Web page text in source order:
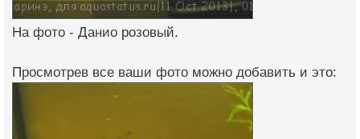
На фото - Данио розовый.
Просмотрев все ваши фото можно добавить и это: